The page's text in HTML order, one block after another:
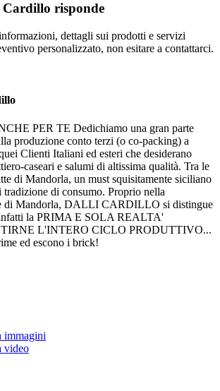
risponde
dettagli sui prodotti e servizi
personalizzato, non esitare a contattarci.
PER TE Dedichiamo una gran parte
produzione conto terzi (o co-packing) a
Clienti Italiani ed esteri che desiderano
caseari e salumi di altissima qualità. Tra le
di Mandorla, un must squisitamente siciliano
tradizione di consumo. Proprio nella
di Mandorla, DALLI CARDILLO si distingue
la PRIMA E SOLA REALTA'
L'INTERO CICLO PRODUTTIVO...
ed escono i brick!
immagini
video